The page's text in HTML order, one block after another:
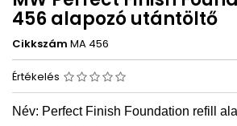
456 alapozó utántöltő
Cikkszám MA 456
Értékelés
Név: Perfect Finish Foundation refill